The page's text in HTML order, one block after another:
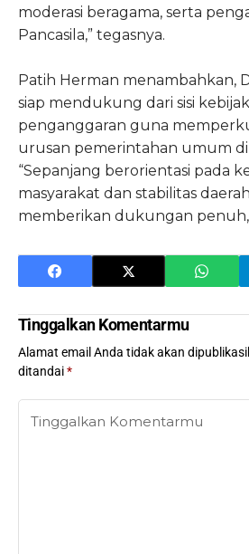
moderasi beragama, serta
Pancasila,” tegasnya.
Patih Herman menambahkan,
siap mendukung dari sisi
penganggaran guna
urusan pemerintahan umum di
“Sepanjang berorientasi pada
masyarakat dan stabilitas
memberikan dukungan
Tinggalkan Komentarmu
Alamat email Anda tidak akan
ditandai*